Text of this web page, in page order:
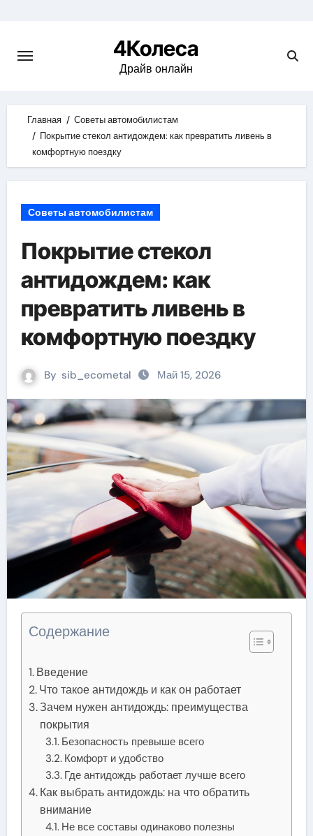
content
4Колеса
Драйв онлайн
Главная
Советы автомобилистам
Покрытие стекол антидождем: как превратить ливень в
комфортную поездку
Советы автомобилистам
Покрытие стекол
антидождем: как
превратить ливень в
комфортную поездку
By sib_ecometal Май 15, 2026
Содержание
Введение
Что такое антидождь и как он работает
Зачем нужен антидождь: преимущества
покрытия
Безопасность превыше всего
Комфорт и удобство
Где антидождь работает лучше всего
Как выбрать антидождь: на что обратить
внимание
Не все составы одинаково полезны